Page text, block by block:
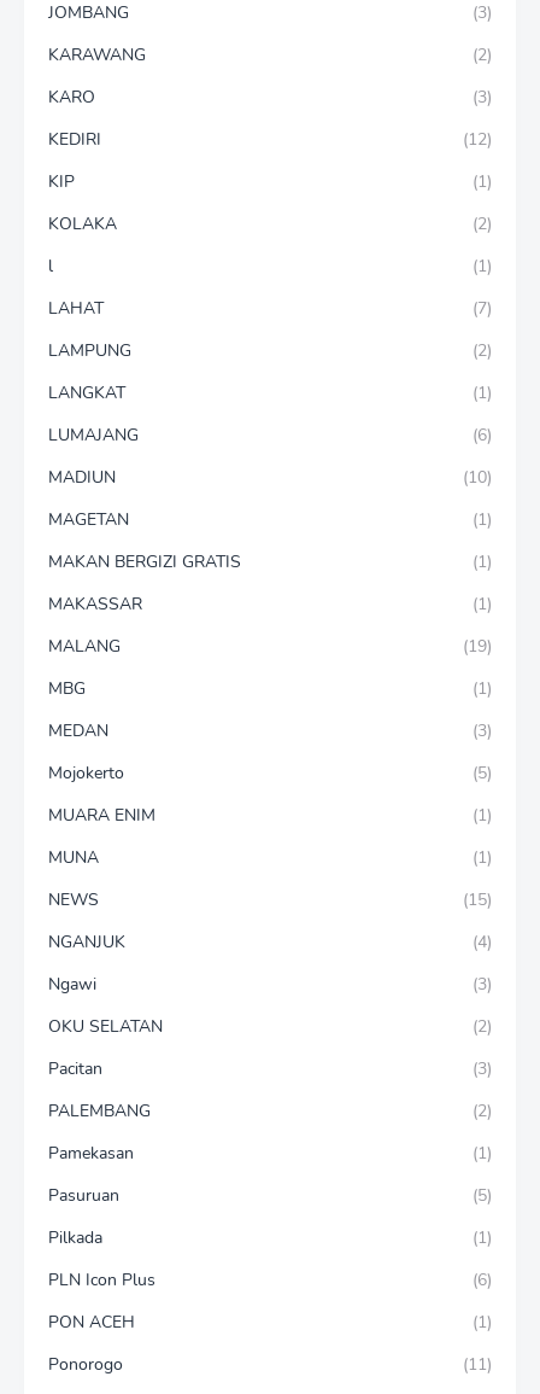
JOMBANG
(3)
KARAWANG
(2)
KARO
(3)
KEDIRI
(12)
KIP
(1)
KOLAKA
(2)
l
(1)
LAHAT
(7)
LAMPUNG
(2)
LANGKAT
(1)
LUMAJANG
(6)
MADIUN
(10)
MAGETAN
(1)
MAKAN BERGIZI GRATIS
(1)
MAKASSAR
(1)
MALANG
(19)
MBG
(1)
MEDAN
(3)
Mojokerto
(5)
MUARA ENIM
(1)
MUNA
(1)
NEWS
(15)
NGANJUK
(4)
Ngawi
(3)
OKU SELATAN
(2)
Pacitan
(3)
PALEMBANG
(2)
Pamekasan
(1)
Pasuruan
(5)
Pilkada
(1)
PLN Icon Plus
(6)
PON ACEH
(1)
Ponorogo
(11)